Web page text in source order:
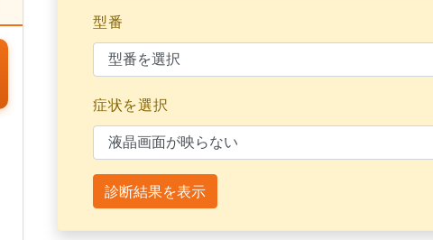
型番
症状を選択
診断結果を表示